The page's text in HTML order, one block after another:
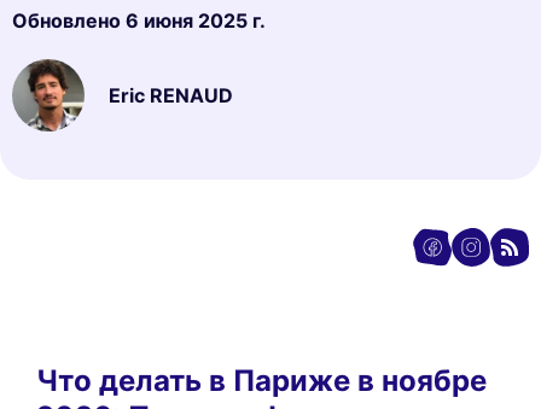
Обновлено 6 июня 2025 г.
Eric RENAUD
Что делать в Париже в ноябре